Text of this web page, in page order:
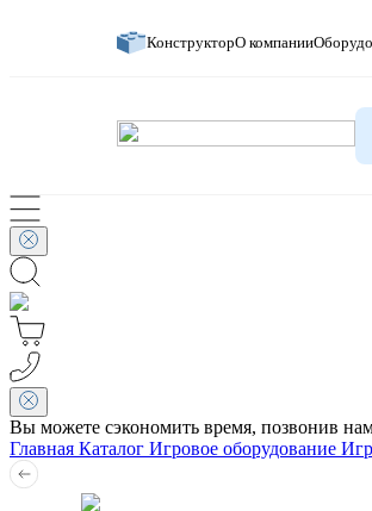
КонструкторО компании
Вы можете сэкономить время, позвонив
Главная Каталог Игровое оборудование